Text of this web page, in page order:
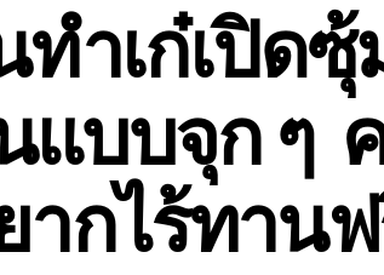
ำเก๋เปิด
บบจุก ๆ
ากไร้ทาน